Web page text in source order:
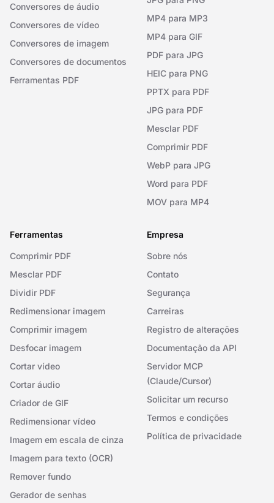
Conversores de áudio
Conversores de vídeo
Conversores de imagem
Conversores de documentos
Ferramentas PDF
MP4 para MP3
MP4 para GIF
PDF para JPG
HEIC para PNG
PPTX para PDF
JPG para PDF
Mesclar PDF
Comprimir PDF
WebP para JPG
Word para PDF
MOV para MP4
Ferramentas
Comprimir PDF
Mesclar PDF
Dividir PDF
Redimensionar imagem
Comprimir imagem
Desfocar imagem
Cortar vídeo
Cortar áudio
Criador de GIF
Redimensionar vídeo
Imagem em escala de cinza
Imagem para texto (OCR)
Remover fundo
Gerador de senhas
Empresa
Sobre nós
Contato
Segurança
Carreiras
Registro de alterações
Documentação da API
Servidor MCP
(Claude/Cursor)
Solicitar um recurso
Termos e condições
Política de privacidade